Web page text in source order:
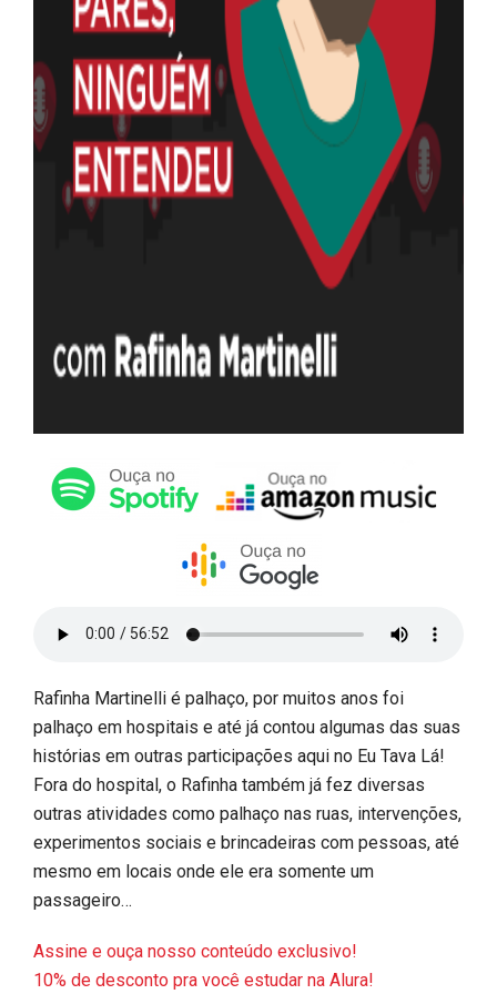
Rafinha Martinelli é palhaço, por muitos anos foi
palhaço em hospitais e até já contou algumas das suas
histórias em outras participações aqui no Eu Tava Lá!
Fora do hospital, o Rafinha também já fez diversas
outras atividades como palhaço nas ruas, intervenções,
experimentos sociais e brincadeiras com pessoas, até
mesmo em locais onde ele era somente um
passageiro…
Assine e ouça nosso conteúdo exclusivo!
10% de desconto pra você estudar na Alura!